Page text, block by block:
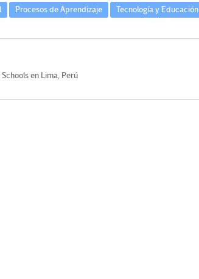
Procesos de Aprendizaje Tecnología y Educación
en Lima, Perú